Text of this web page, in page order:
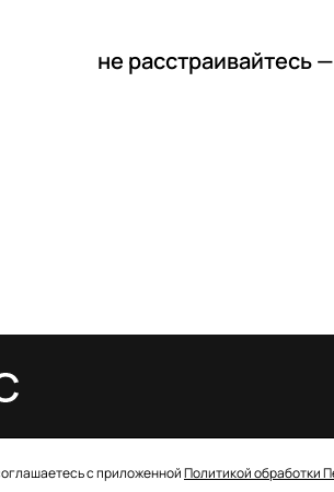
не расстраивайтесь —
с приложеннойПолитикой обработки
от 22 августа